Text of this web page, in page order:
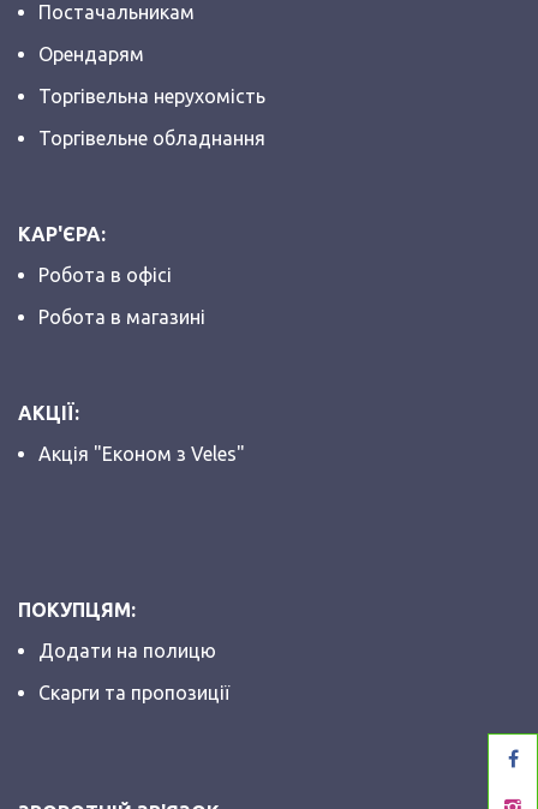
Постачальникам
Орендарям
Торгівельна нерухомість
Торгівельне обладнання
КАР'ЄРА:
Робота в офісі
Робота в магазині
АКЦІЇ:
Акція "Економ з Veles"
ПОКУПЦЯМ:
Додати на полицю
Скарги та пропозиції